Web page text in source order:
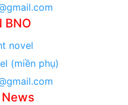
BNO
novel
(miền phụ)